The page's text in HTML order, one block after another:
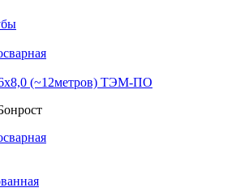
(~12метров) ТЭМ-ПО